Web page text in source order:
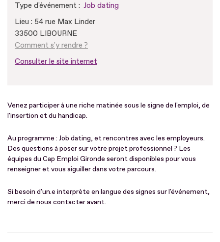
Type d'événement : Job dating
Lieu : 54 rue Max Linder
33500 LIBOURNE
Comment s'y rendre ?
Consulter le site internet
Venez participer à une riche matinée sous le signe de l'emploi, de
l'insertion et du handicap.
Au programme : Job dating, et rencontres avec les employeurs.
Des questions à poser sur votre projet professionnel ? Les
équipes du Cap Emploi Gironde seront disponibles pour vous
renseigner et vous aiguiller dans votre parcours.
Si besoin d'un.e interprète en langue des signes sur l'événement,
merci de nous contacter avant.